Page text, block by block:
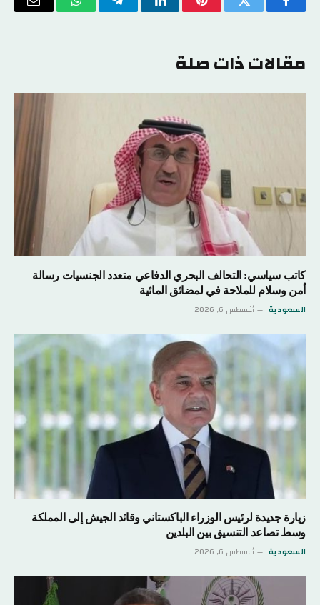
فيسبوكتويتر بينتيريستلينكدإن تيلقرام واتسابالبريد
مقالات ذات صلة
كاتب سياسي: التحالف البحري الدفاعي متعدد الجنسيات رسالة
أمن وسلام للملاحة في لمضائق المائية
السعودية أغسطس 6, 2026
زيارة جديدة لرئيس الوزراء الباكستاني وقائد الجيش إلى المملكة
وسط تصاعد التنسيق بين البلدين
السعودية أغسطس 6, 2026